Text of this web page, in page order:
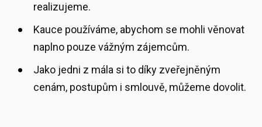
realizujeme.
Kauce používáme, abychom se mohli věnovat
naplno pouze vážným zájemcům.
Jako jedni z mála si to díky zveřejněným
cenám, postupům i smlouvě, můžeme dovolit.